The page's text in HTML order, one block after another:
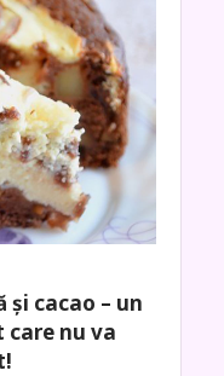
și cacao – un
care nu va